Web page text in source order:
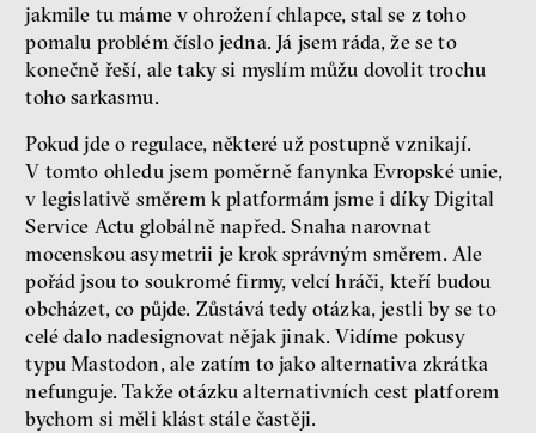
jakmile tu máme v ohrožení chlapce, stal se z toho
pomalu problém číslo jedna. Já jsem ráda, že se to
konečně řeší, ale taky si myslím můžu dovolit trochu
toho sarkasmu.
Pokud jde o regulace, některé už postupně vznikají.
V tomto ohledu jsem poměrně fanynka Evropské unie,
v legislativě směrem k platformám jsme i díky Digital
Service Actu globálně napřed. Snaha narovnat
mocenskou asymetrii je krok správným směrem. Ale
pořád jsou to soukromé firmy, velcí hráči, kteří budou
obcházet, co půjde. Zůstává tedy otázka, jestli by se to
celé dalo nadesignovat nějak jinak. Vidíme pokusy
typu Mastodon, ale zatím to jako alternativa zkrátka
nefunguje. Takže otázku alternativních cest platforem
bychom si měli klást stále častěji.